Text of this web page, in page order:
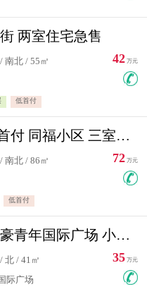
两室住宅急售
南北 / 55㎡
低首付
42 万元
福海路超低首付 同福小区 三室住宅急售
南北 / 86㎡
低首付
72 万元
超低首付 富豪青年国际广场 小高层住宅急售
北 / 41㎡
际广场
35 万元